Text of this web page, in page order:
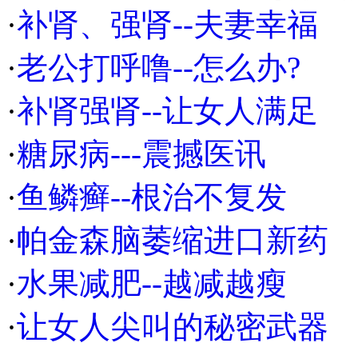
·补肾、强肾--夫妻幸福
·老公打呼噜--怎么办?
·补肾强肾--让女人满足
·糖尿病---震撼医讯
·鱼鳞癣--根治不复发
·帕金森脑萎缩进口新药
·水果减肥--越减越瘦
·让女人尖叫的秘密武器